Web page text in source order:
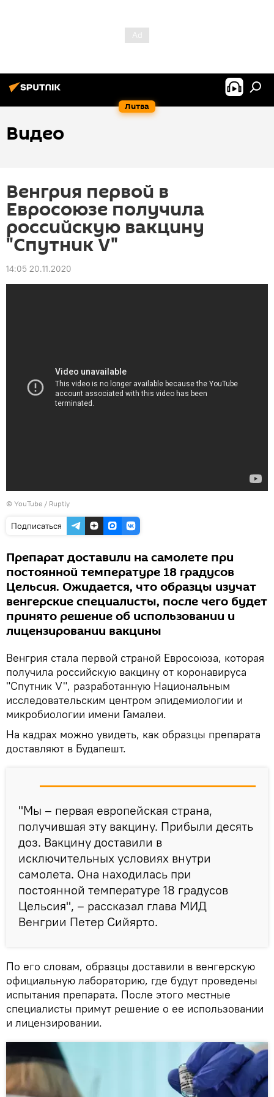
Литва
Видео
Венгрия первой в
Евросоюзе получила
российскую вакцину
"Спутник V"
14:05 20.11.2020
© YouTube / Ruptly
Подписаться
Препарат доставили на самолете при
постоянной температуре 18 градусов
Цельсия. Ожидается, что образцы изучат
венгерские специалисты, после чего будет
принято решение об использовании и
лицензировании вакцины
Венгрия стала первой страной Евросоюза, которая
получила российскую вакцину от коронавируса
"Спутник V", разработанную Национальным
исследовательским центром эпидемиологии и
микробиологии имени Гамалеи.
На кадрах можно увидеть, как образцы препарата
доставляют в Будапешт.
"Мы – первая европейская страна,
получившая эту вакцину. Прибыли десять
доз. Вакцину доставили в
исключительных условиях внутри
самолета. Она находилась при
постоянной температуре 18 градусов
Цельсия", – рассказал глава МИД
Венгрии Петер Сийярто.
По его словам, образцы доставили в венгерскую
официальную лабораторию, где будут проведены
испытания препарата. После этого местные
специалисты примут решение о ее использовании
и лицензировании.